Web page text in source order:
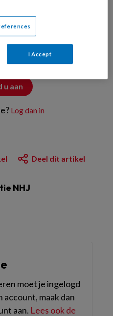
commentaren van
onderzoekers
u aan
Log dan in
Deel dit artikel
NHJ
moet je ingelogd
account, maak dan
aan. Lees ook de
I Accept